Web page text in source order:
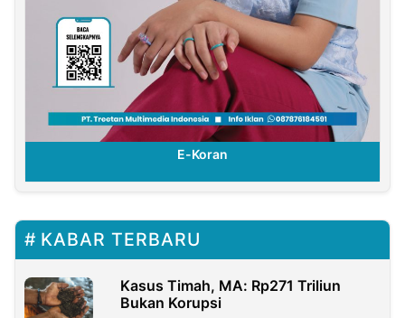
E-Koran
KABAR TERBARU
Kasus Timah, MA: Rp271 Triliun
Bukan Korupsi